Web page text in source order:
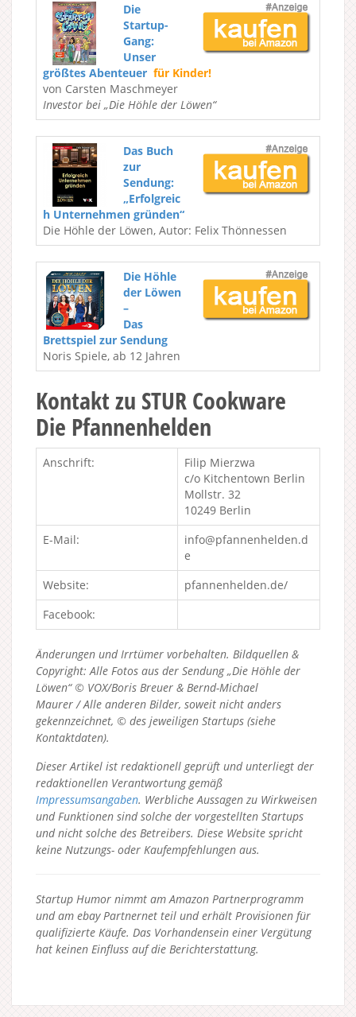
Die
Startup-
Gang:
Unser
größtes Abenteuer für Kinder!
von Carsten Maschmeyer
Investor bei „Die Höhle der Löwen“
Das Buch
zur
Sendung:
„Erfolgreic
h Unternehmen gründen“
Die Höhle der Löwen, Autor: Felix Thönnessen
Die Höhle
der Löwen
–
Das
Brettspiel zur Sendung
Noris Spiele, ab 12 Jahren
Kontakt zu STUR Cookware
Die Pfannenhelden
Anschrift:
Filip Mierzwa
c/o Kitchentown Berlin
Mollstr. 32
10249 Berlin
E-Mail:
info@pfannenhelden.d
e
Website:
pfannenhelden.de/
Facebook:
Änderungen und Irrtümer vorbehalten. Bildquellen &
Copyright: Alle Fotos aus der Sendung „Die Höhle der
Löwen“ © VOX/Boris Breuer & Bernd-Michael
Maurer / Alle anderen Bilder, soweit nicht anders
gekennzeichnet, © des jeweiligen Startups (siehe
Kontaktdaten).
Dieser Artikel ist redaktionell geprüft und unterliegt der
redaktionellen Verantwortung gemäß
Impressumsangaben. Werbliche Aussagen zu Wirkweisen
und Funktionen sind solche der vorgestellten Startups
und nicht solche des Betreibers. Diese Website spricht
keine Nutzungs- oder Kaufempfehlungen aus.
Startup Humor nimmt am Amazon Partnerprogramm
und am ebay Partnernet teil und erhält Provisionen für
qualifizierte Käufe. Das Vorhandensein einer Vergütung
hat keinen Einfluss auf die Berichterstattung.